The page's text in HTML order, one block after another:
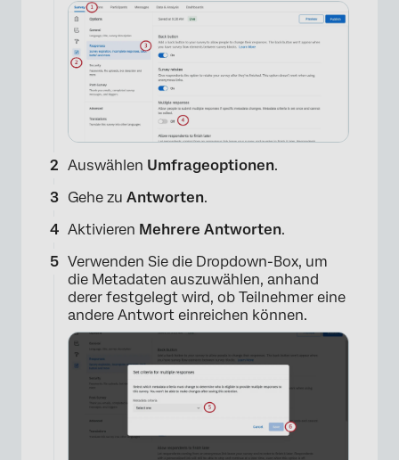
Auswählen Umfrageoptionen.
Gehe zu Antworten.
Aktivieren Mehrere Antworten.
Verwenden Sie die Dropdown-Box, um
die Metadaten auszuwählen, anhand
derer festgelegt wird, ob Teilnehmer eine
andere Antwort einreichen können.